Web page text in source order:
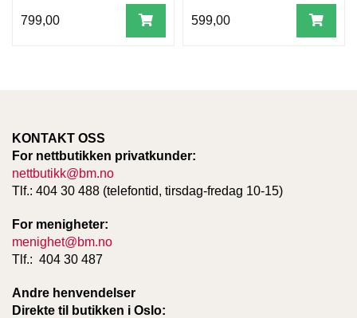
799,00 599,00
KONTAKT OSS
For nettbutikken privatkunder:
nettbutikk@bm.no
Tlf.: 404 30 488 (telefontid, tirsdag-fredag 10-15)
For menigheter:
menighet@bm.no
Tlf.: 404 30 487
Andre henvendelser
Direkte til butikken i Oslo: